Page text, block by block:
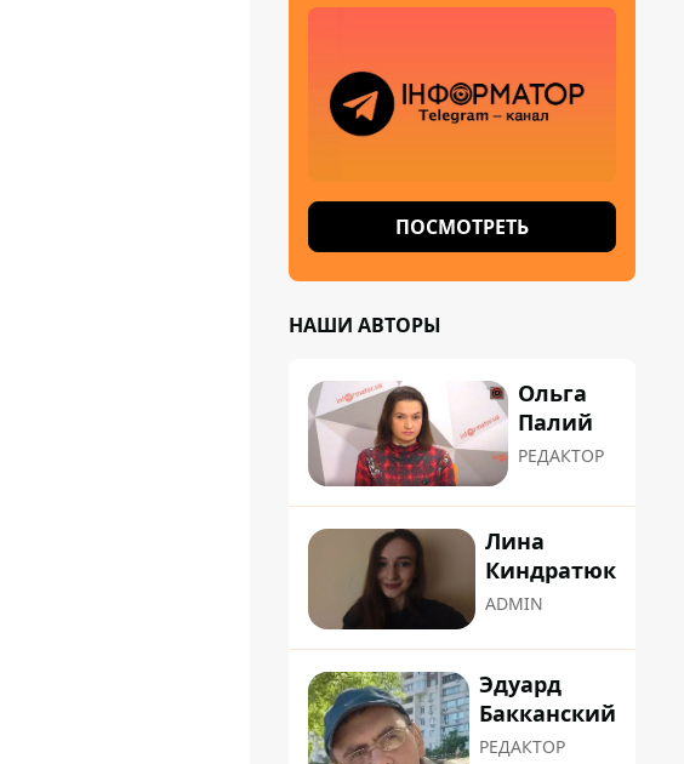
ПОСМОТРЕТЬ
НАШИ АВТОРЫ
Ольга
Палий
РЕДАКТОР
Лина
Киндратюк
ADMIN
Эдуард
Бакканский
РЕДАКТОР